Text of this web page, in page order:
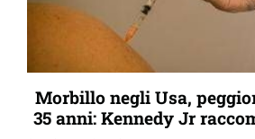
Morbillo negli Usa,
35 anni: Kennedy Jr